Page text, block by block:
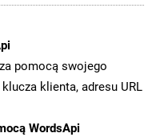
za pomocą swojego
klienta, adresu URL
WordsApi